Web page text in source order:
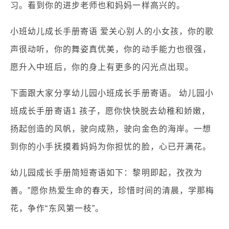
习。看到你的进步老师也和妈妈一样高兴的。
小班幼儿成长手册寄语 爱关心别人的小女孩，你的歌
声很动听，你的舞姿真优美，你的动手能力也很强，
愿升入中班后，你的身上有更多的闪光点出现。
下面跟大家分享幼儿园小班成长手册寄语。 幼儿园小
班成长手册寄语1 孩子，愿你快快脱去幼稚和娇嫩，
扬起创造的风帆，驶向成熟，驶向金色的海岸。一想
到你的小手抚摸着妈妈为你担忧的脸，心已开满花。
幼儿园成长手册简短寄语如下：黎明即起，孜孜为
善。”愿你热爱生命的春天，珍惜时间的清晨，学那梅
花，争作“东风第一枝”。